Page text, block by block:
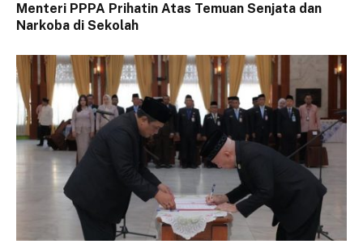
Menteri PPPA Prihatin Atas Temuan Senjata dan
Narkoba di Sekolah